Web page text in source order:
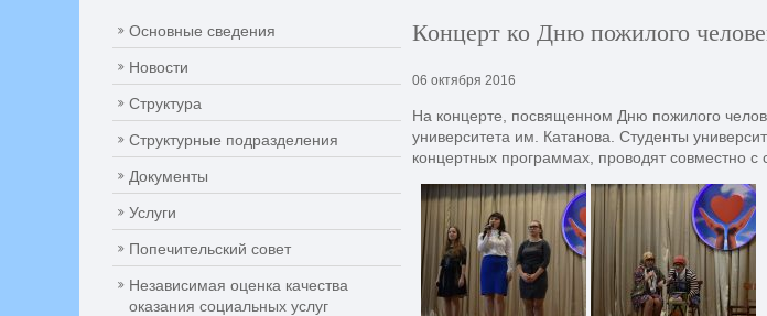
Основные сведения
Новости
Структура
Структурные подразделения
Документы
Услуги
Попечительский совет
Независимая оценка качества
оказания социальных услуг
Концерт ко Дню пожилого
06 октября 2016
На концерте, посвященном Дню пожилого
университета им. Катанова. Студенты
концертных программах, проводят совместно с